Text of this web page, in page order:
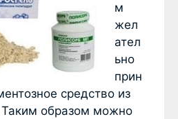
м
жел
ател
ьно
прин
средство из
Таким образом можно